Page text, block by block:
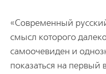
«Современный
смысл которого
самоочевиден и
показаться на первый